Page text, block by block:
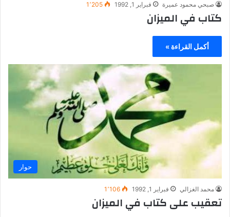
صبحي محمود عميرة فبراير 1, 1992 1٬205
كتاب في الميزان
أكمل القراءة »
حوار
محمد الغزالي فبراير 1, 1992 1٬106
تعقيب على كتاب في الميزان